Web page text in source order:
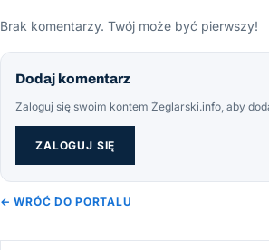
Brak komentarzy. Twój może być pierwszy!
Dodaj komentarz
Zaloguj się swoim kontem Żeglarski.info, aby
ZALOGUJ SIĘ
← WRÓĆ DO PORTALU